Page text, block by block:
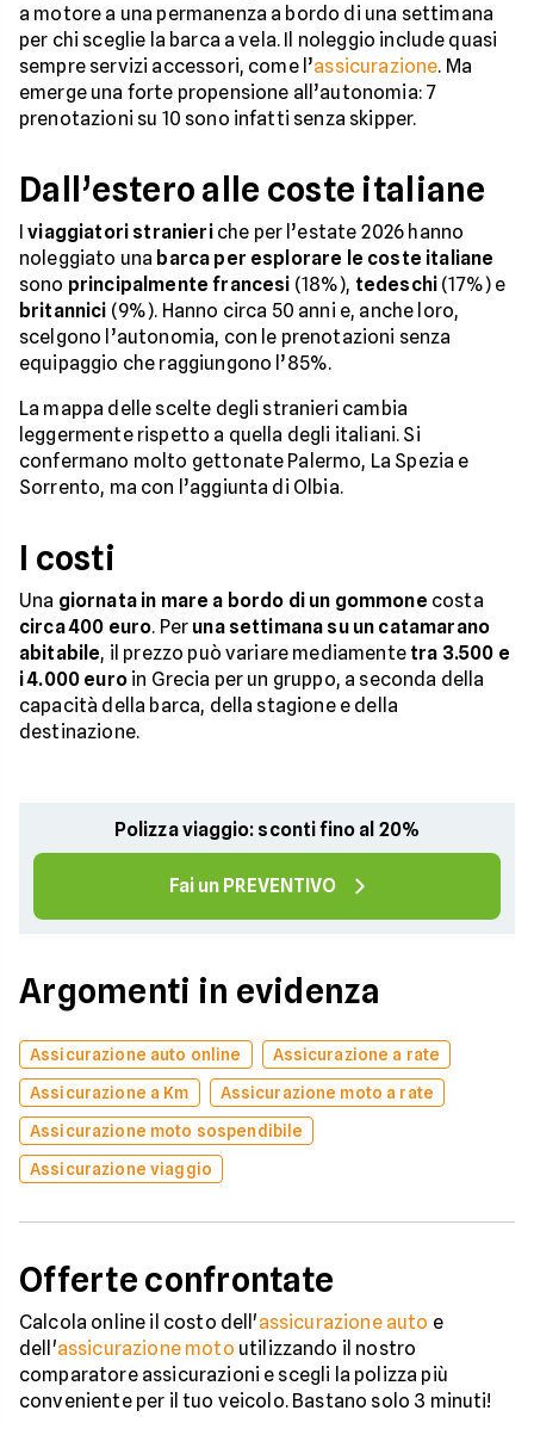
a motore a una permanenza a bordo di una settimana
per chi sceglie la barca a vela. Il noleggio include quasi
sempre servizi accessori, come l’assicurazione. Ma
emerge una forte propensione all’autonomia: 7
prenotazioni su 10 sono infatti senza skipper.
Dall’estero alle coste italiane
Iviaggiatori stranieriche per l’estate 2026 hanno
noleggiato una barca per esplorare le coste italiane
sono principalmente francesi (18%), tedeschi (17%) e
britannici (9%). Hanno circa 50 anni e, anche loro,
scelgono l’autonomia, con le prenotazioni senza
equipaggio che raggiungono l’85%.
La mappa delle scelte degli stranieri cambia
leggermente rispetto a quella degli italiani. Si
confermano molto gettonate Palermo, La Spezia e
Sorrento, ma con l’aggiunta di Olbia.
I costi
Una giornata in mare a bordo di un gommone costa
circa 400 euro. Per una settimana su un catamarano
abitabile, il prezzo può variare mediamente tra 3.500 e
i 4.000 euroin Grecia per un gruppo, a seconda della
capacità della barca, della stagione e della
destinazione.
Polizza viaggio: sconti fino al 20%
Fai un PREVENTIVO
Argomenti in evidenza
Assicurazione auto online
Assicurazione a rate
Assicurazione a Km
Assicurazione moto a rate
Assicurazione moto sospendibile
Assicurazione viaggio
Offerte confrontate
Calcola online il costo dell'assicurazione auto e
dell'assicurazione moto utilizzando il nostro
comparatore assicurazioni e scegli la polizza più
conveniente per il tuo veicolo. Bastano solo 3 minuti!